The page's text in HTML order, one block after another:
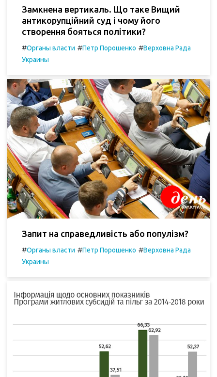
Замкнена вертикаль. Що таке Вищий
антикорупційний суд і чому його
створення бояться політики?
#Органы власти #Петр Порошенко #Верховна Рада
Украины
Запит на справедливість або популізм?
#Органы власти #Петр Порошенко #Верховна Рада
Украины